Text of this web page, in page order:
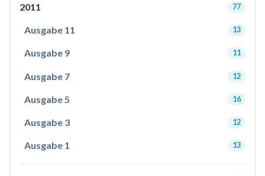
2011 77
Ausgabe 11 13
Ausgabe 9 11
Ausgabe 7 12
Ausgabe 5 16
Ausgabe 3 12
Ausgabe 1 13